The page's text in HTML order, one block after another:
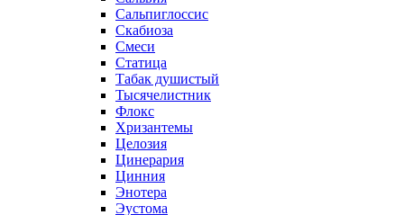
Сальпиглоссис
Скабиоза
Смеси
Статица
Табак душистый
Тысячелистник
Флокс
Хризантемы
Целозия
Цинерария
Цинния
Энотера
Эустома